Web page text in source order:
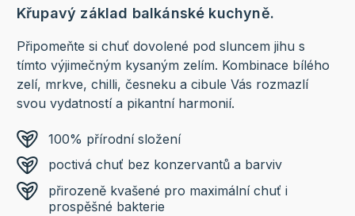
Křupavý základ balkánské kuchyně.
Připomeňte si chuť dovolené pod sluncem jihu s
tímto výjimečným kysaným zelím. Kombinace bílého
zelí, mrkve, chilli, česneku a cibule Vás rozmazlí
svou vydatností a pikantní harmonií.
100% přírodní složení
poctivá chuť bez konzervantů a barviv
přirozeně kvašené pro maximální chuť i
prospěšné bakterie